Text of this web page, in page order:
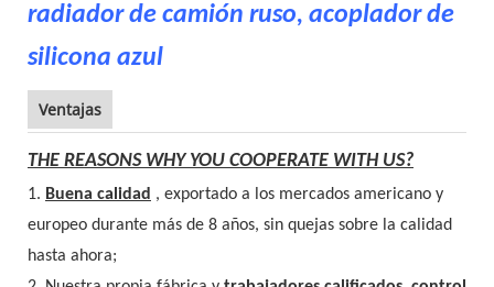
radiador de camión ruso, acoplador de
silicona azul
Ventajas
THE REASONS WHY YOU COOPERATE WITH US?
1. Buena calidad , exportado a los mercados americano y
europeo durante más de 8 años, sin quejas sobre la calidad
hasta ahora;